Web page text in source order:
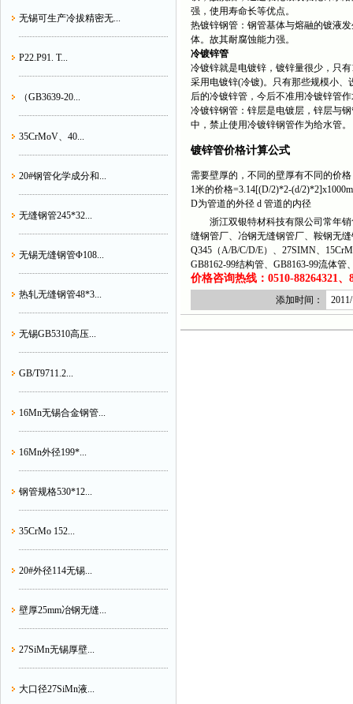
无锡可生产冷拔精密无...
P22.P91. T...
（GB3639-20...
35CrMoV、40...
20#钢管化学成分和...
无缝钢管245*32...
无锡无缝钢管Φ108...
热轧无缝钢管48*3...
无锡GB5310高压...
GB/T9711.2...
16Mn无锡合金钢管...
16Mn外径199*...
钢管规格530*12...
35CrMo 152...
20#外径114无锡...
壁厚25mm冶钢无缝...
27SiMn无锡厚壁...
大口径27SiMn液...
强，使用寿命长等优点。
热镀锌钢管：钢管基体与熔融的镀液
体。故其耐腐蚀能力强。
冷镀锌管
冷镀锌就是电镀锌，镀锌量很少，只
采用电镀锌(冷镀)。只有那些规模小
后的冷镀锌管，今后不准用冷镀锌管
冷镀锌钢管：锌层是电镀层，锌层与
中，禁止使用冷镀锌钢管作为给水管。
镀锌管价格计算公式
需要壁厚的，不同的壁厚有不同的价
1米的价格=3.14[(D/2)*2-(d/
D为管道的外径 d 管道的内径
浙江双银特材科技有限公司常年销
缝钢管厂、冶钢无缝钢管厂、鞍钢无
Q345（A/B/C/D/E）、27SIMN、
GB8162-99结构管、GB8163-99流体
价格咨询热线：0510-88264321、
添加时间：